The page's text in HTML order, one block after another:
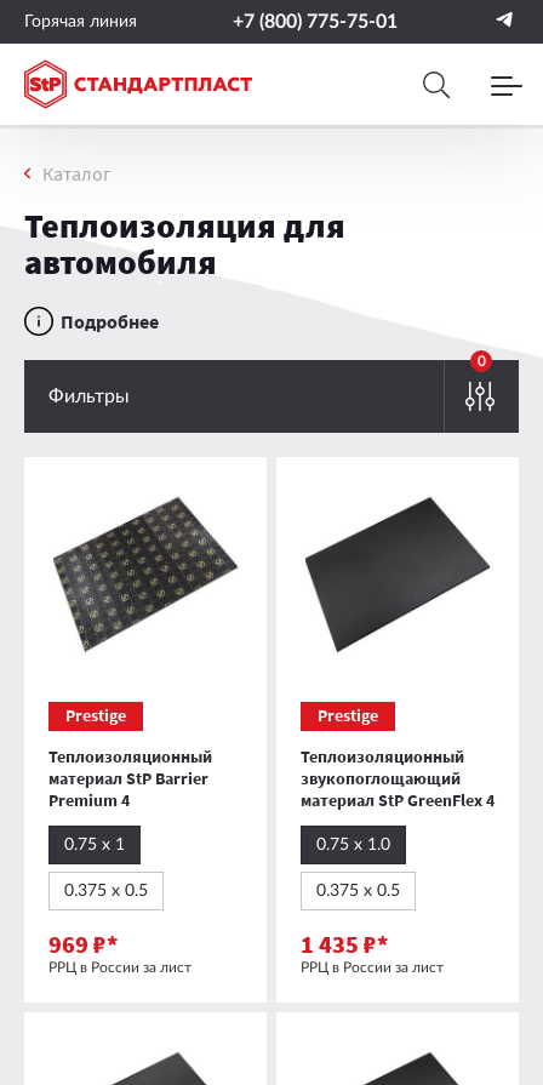
Горячая линия +7 (800) 775-75-01
Каталог
Теплоизоляция для
автомобиля
Подробнее
Фильтры
0
Prestige
Теплоизоляционный
материал StP Barrier
Premium 4
0.75 х 1
0.375 х 0.5
969 ₽*
РРЦ в России за лист
Prestige
Теплоизоляционный
звукопоглощающий
материал StP GreenFlex 4
0.75 х 1.0
0.375 х 0.5
1 435 ₽*
РРЦ в России за лист